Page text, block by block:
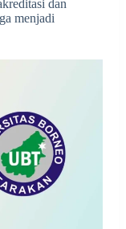
dan
menjadi